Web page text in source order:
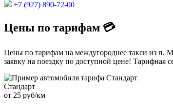
+7 (927) 890-72-00
Цены по тарифам 💳
Цены по тарифам на междугороднее такси из п.
заявку на поездку по доступной цене! Тарифная
Стандарт
от 25 руб/км